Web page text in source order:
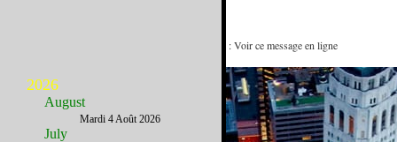
New York pour ceux qui aiment s'aimer : Voir ce message en ligne
2026
August
Mardi 4 Août 2026
July